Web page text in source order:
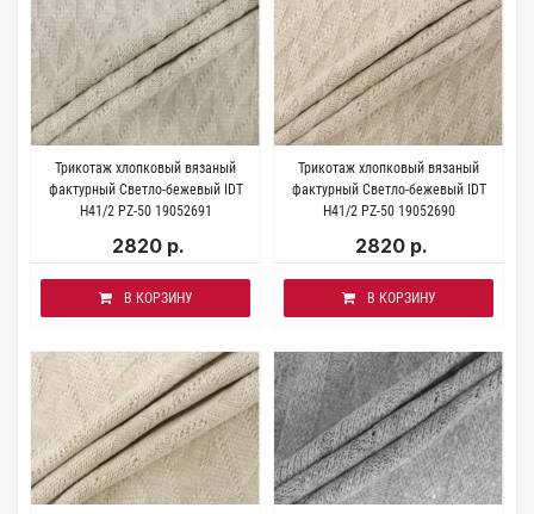
Трикотаж хлопковый вязаный
фактурный Светло-бежевый IDT
H41/2 PZ-50 19052691
2820 р.
В КОРЗИНУ
Трикотаж хлопковый вязаный
фактурный Светло-бежевый IDT
H41/2 PZ-50 19052690
2820 р.
В КОРЗИНУ